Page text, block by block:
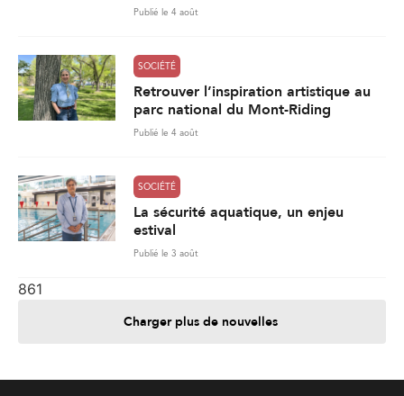
Publié le 4 août
SOCIÉTÉ
Retrouver l’inspiration artistique au
parc national du Mont-Riding
Publié le 4 août
SOCIÉTÉ
La sécurité aquatique, un enjeu
estival
Publié le 3 août
861
Charger plus de nouvelles